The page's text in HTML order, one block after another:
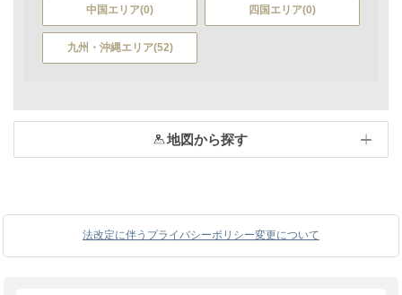
地図から探す
中国エリア(0) 四国エリア(0)
九州・沖縄エリア(52)
法改定に伴うプライバシーポリシー変更について